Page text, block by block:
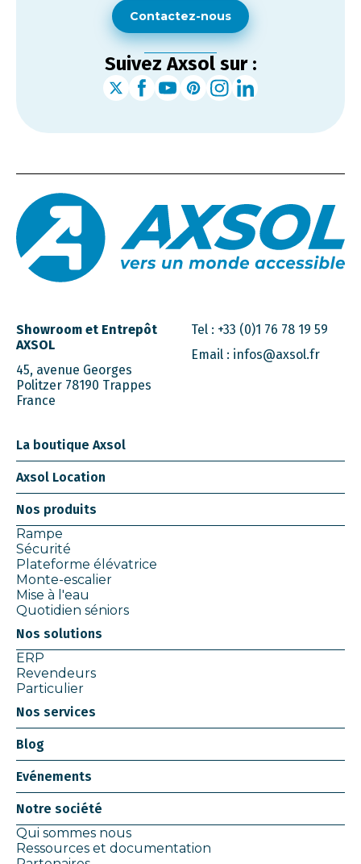
Contactez-nous
Suivez Axsol sur :
Showroom et Entrepôt
AXSOL
45, avenue Georges
Politzer 78190 Trappes
France
Tel : +33 (0)1 76 78 19 59
Email : infos@axsol.fr
La boutique Axsol
Axsol Location
Nos produits
Rampe
Sécurité
Plateforme élévatrice
Monte-escalier
Mise à l'eau
Quotidien séniors
Nos solutions
ERP
Revendeurs
Particulier
Nos services
Blog
Evénements
Notre société
Qui sommes nous
Ressources et documentation